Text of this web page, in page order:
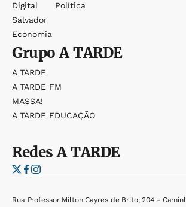
Digital
Salvador
Economia
Política
GrupoA TARDE
A TARDE
A TARDE FM
MASSA!
A TARDE EDUCAÇÃO
RedesA TARDE
Rua Professor Milton Cayres de Brito, 204 -